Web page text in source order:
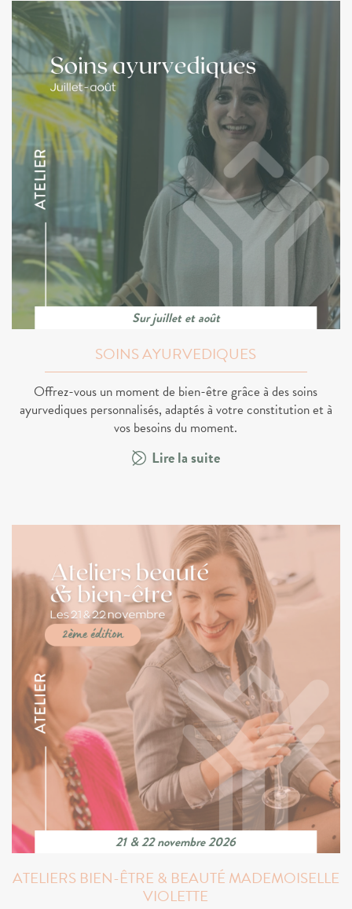
Sur juillet et août
SOINS AYURVEDIQUES
Offrez-vous un moment de bien-être grâce à des soins
ayurvediques personnalisés, adaptés à votre constitution et à
vos besoins du moment.
Lire la suite
21 & 22 novembre 2026
ATELIERS BIEN-ÊTRE & BEAUTÉ MADEMOISELLE
VIOLETTE